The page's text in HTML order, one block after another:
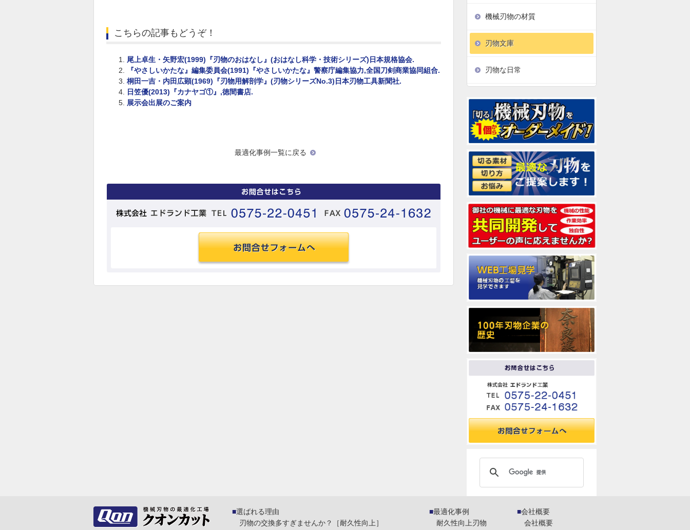
こちらの記事もどうぞ！
尾上卓生・矢野宏(1999)『刃物のおはなし』(おはなし科学・技術シリーズ)日本規格協会.
『やさしいかたな』編集委員会(1991)『やさしいかたな』警察庁編集協力,全国刀剣商業協同組合.
桐田一吉・内田広顕(1969)『刃物用解剖学』(刃物シリーズNo.3)日本刃物工具新聞社.
日笠優(2013)『カナヤゴ①』,徳間書店.
展示会出展のご案内
最適化事例一覧に戻る
機械刃物の材質
刃物文庫
刃物な日常
選ばれる理由
刃物の交換多すぎませんか？［耐久性向上］
最適化事例
耐久性向上刃物
会社概要
会社概要